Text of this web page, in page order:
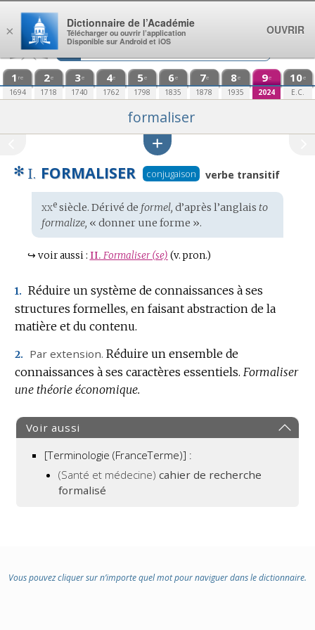
Aller au contenu
1 re
1694
2e
1718
3e
1740
4e
1762
5e
1798
6e
1835
7e
1878
8e
1935
9e
2024
10e
E.C.
formaliser
✻ I. FORMALISER conjugaison verbe transitif
Étymologie
:
xxesiècle. Dérivé de formel, d’après l’anglais to
formalize, « donner une forme ».
↪ voir aussi : II. Formaliser (se) (v. pron.)
1. Réduire un système de connaissances à ses
structures formelles, en faisant abstraction de la
matière et du contenu.
2. Par extension. Réduire un ensemble de
connaissances à ses caractères essentiels. Formaliser
une théorie économique.
Voir aussi
[Terminologie (FranceTerme)] :
(Santé et médecine)cahier de recherche
formalisé
Vous pouvez cliquer sur n’importe quel mot pour naviguer dans le dictionnaire.
×
Dictionnaire de l’Académie
Télécharger ou ouvrir l’application
Disponible sur Android et iOS
OUVRIR